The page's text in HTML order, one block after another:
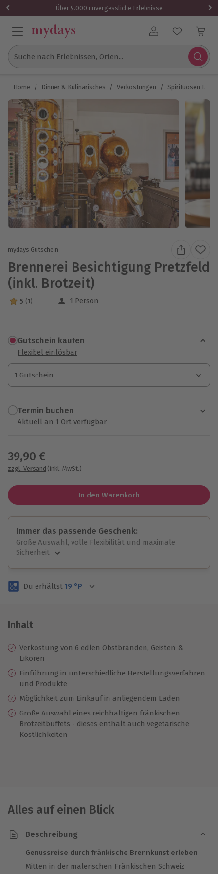
Über 9.000 unvergessliche Erlebnisse
Benutzerkonto
Suche nach Erlebnissen, Orten...
Home / Dinner & Kulinarisches / Verkostungen / Spirituosen
mydays Gutschein
Brennerei Besichtigung Pretzfeld
(inkl. Brotzeit)
5 Sterne von 5 aus 1 Bewertungen
5 (1) 1 Person
Gutschein kaufen
Flexibel einlösbar
1 Gutschein
1 Gutschein
1 Gutschein
Termin buchen
Aktuell an 1 Ort verfügbar
39,90 €
zzgl. Versand (inkl. MwSt.)
In den Warenkorb
Immer das passende Geschenk:
Große Auswahl, volle Flexibilität und maximale
Sicherheit
Volle Flexibilität
3 Jahre gültig & verlängerbar.
Du erhältst 19 °P
Inhalt
Verkostung von 6 edlen Obstbränden, Geisten &
Likören
Einführung in unterschiedliche Herstellungsverfahren
und Produkte
Möglichkeit zum Einkauf in anliegendem Laden
Große Auswahl eines reichhaltigen fränkischen
Brotzeitbuffets - dieses enthält auch vegetarische
Köstlichkeiten
Alles auf einen Blick
Beschreibung
Genussreise durch fränkische Brennkunst erleben
Mitten in der malerischen Fränkischen Schweiz